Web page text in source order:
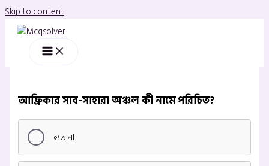
Skip to content
আফ্রিকার সাব-সাহারা অঞ্চল কী নামে পরিচিত?
হ্যভানা